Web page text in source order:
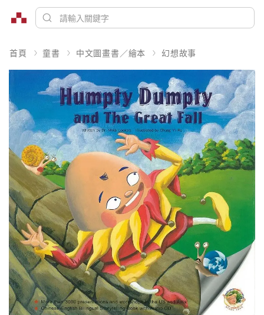
首頁 童書 中文圖畫書／繪本 幻想故事